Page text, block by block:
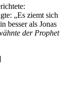
„Es ziemt sich
besser als Jonas
der Prophet